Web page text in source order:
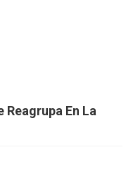
Reagrupa En La